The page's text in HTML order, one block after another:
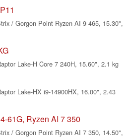
/ Gorgon Point Ryzen AI 9 465, 15.30",
Lake-H Core 7 240H, 15.60", 2.1 kg
Lake-HX i9-14900HX, 16.00", 2.43
61G, Ryzen AI 7 350
/ Gorgon Point Ryzen AI 7 350, 14.50",